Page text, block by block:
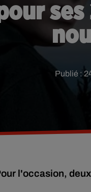
Publié :
l'occasion,